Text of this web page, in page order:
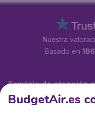
Nuestra
Basado en
Servicio de atención
BudgetAir.es